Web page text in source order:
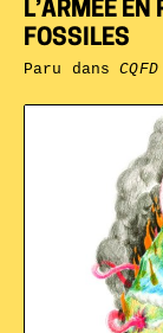
L’ARMÉE
FOSSILES
Paru dansCQFD